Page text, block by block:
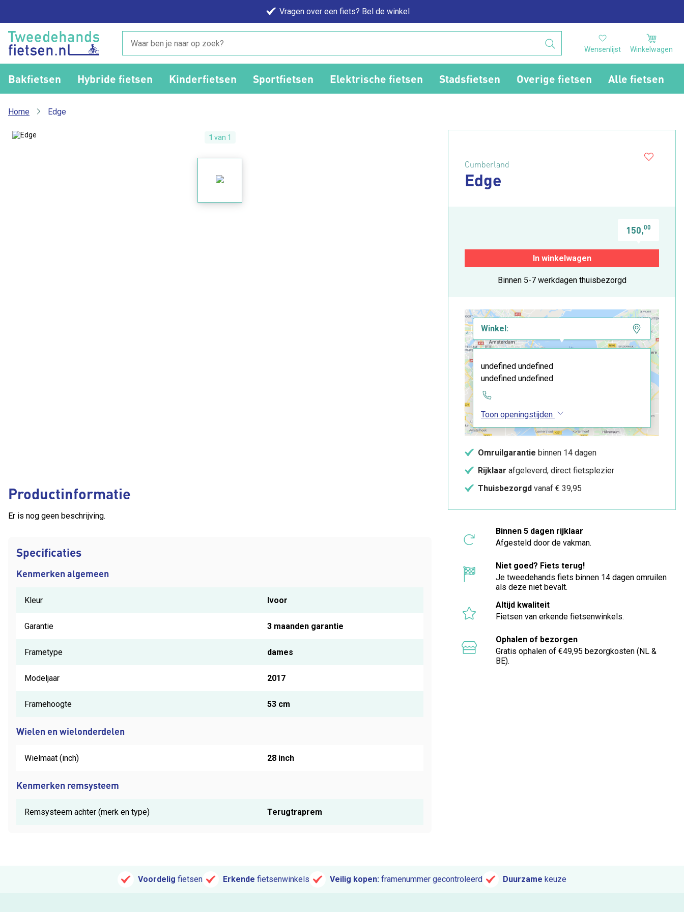
Vragen over een fiets? Bel de winkel
Wensenlijst Winkelwagen
Bakfietsen Hybride fietsen Kinderfietsen Sportfietsen Elektrische fietsen Stadsfietsen Overige fietsen Alle fietsen
Home Edge
1 van 1
Productinformatie
Er is nog geen beschrijving.
Specificaties
Kenmerken algemeen
Kleur Ivoor
Garantie 3 maanden garantie
Frametype dames
Modeljaar 2017
Framehoogte 53 cm
Wielen en wielonderdelen
Wielmaat (inch) 28 inch
Kenmerken remsysteem
Remsysteem achter (merk en type) Terugtraprem
Cumberland
Edge
150,00
In winkelwagen
Binnen 5-7 werkdagen thuisbezorgd
Winkel:
undefined undefined
undefined undefined
Toon openingstijden
Omruilgarantie binnen 14 dagen
Rijklaar afgeleverd, direct fietsplezier
Thuisbezorgd vanaf € 39,95
Binnen 5 dagen rijklaar
Afgesteld door de vakman.
Niet goed? Fiets terug!
Je tweedehands fiets binnen 14 dagen omruilen
als deze niet bevalt.
Altijd kwaliteit
Fietsen van erkende fietsenwinkels.
Ophalen of bezorgen
Gratis ophalen of €49,95 bezorgkosten (NL &
BE).
Voordelig fietsen Erkende fietsenwinkels Veilig kopen: framenummer gecontroleerd Duurzame keuze